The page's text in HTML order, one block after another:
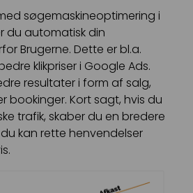
søgemaskineoptimering i
du automatisk din
Brugerne. Dette er bl.a.
klikpriser i Google Ads.
resultater i form af salg,
bookinger. Kort sagt, hvis du
trafik, skaber du en bredere
kan rette henvendelser